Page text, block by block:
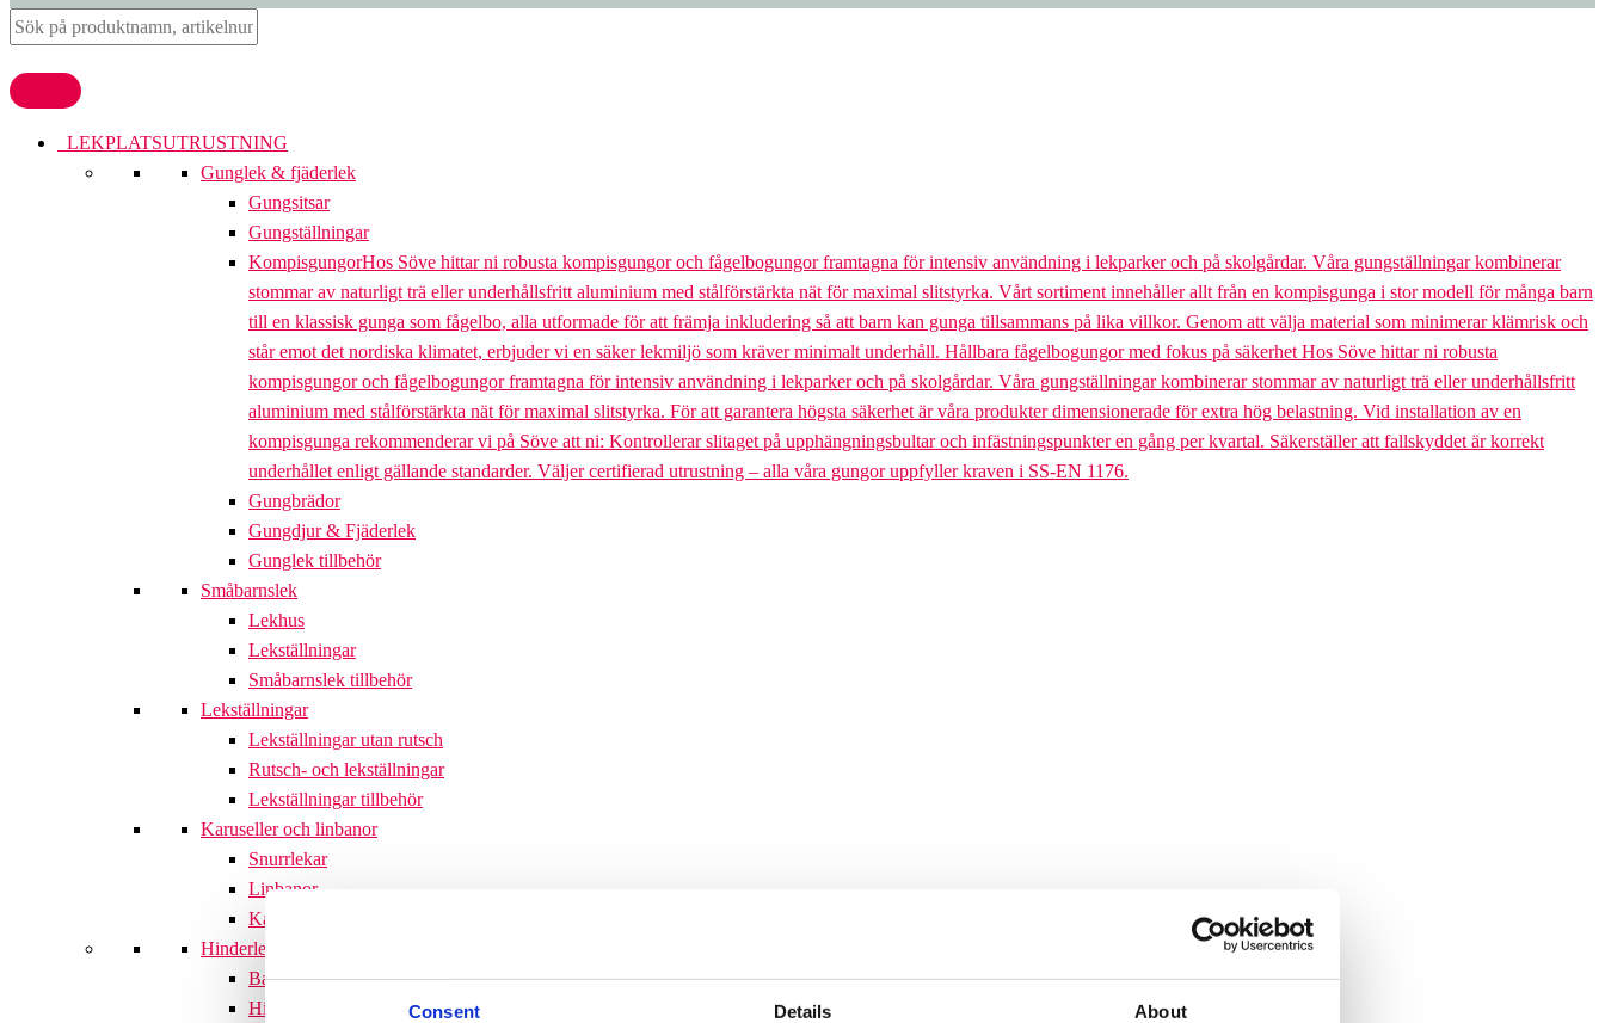
Consent Details About
LEKPLATSUTRUSTNING
Gunglek & fjäderlek
Gungsitsar
Gungställningar
KompisgungorHos Söve hittar ni robusta kompisgungor och fågelbogungor framtagna för intensiv användning i lekparker och på skolgårdar. Våra gungställningar kombinerar
stommar av naturligt trä eller underhållsfritt aluminium med stålförstärkta nät för maximal slitstyrka. Vårt sortiment innehåller allt från en kompisgunga i stor modell för många barn
till en klassisk gunga som fågelbo, alla utformade för att främja inkludering så att barn kan gunga tillsammans på lika villkor. Genom att välja material som minimerar klämrisk och
står emot det nordiska klimatet, erbjuder vi en säker lekmiljö som kräver minimalt underhåll. Hållbara fågelbogungor med fokus på säkerhet Hos Söve hittar ni robusta
kompisgungor och fågelbogungor framtagna för intensiv användning i lekparker och på skolgårdar. Våra gungställningar kombinerar stommar av naturligt trä eller underhållsfritt
aluminium med stålförstärkta nät för maximal slitstyrka. För att garantera högsta säkerhet är våra produkter dimensionerade för extra hög belastning. Vid installation av en
kompisgunga rekommenderar vi på Söve att ni: Kontrollerar slitaget på upphängningsbultar och infästningspunkter en gång per kvartal. Säkerställer att fallskyddet är korrekt
underhållet enligt gällande standarder. Väljer certifierad utrustning – alla våra gungor uppfyller kraven i SS-EN 1176.
Gungbrädor
Gungdjur & Fjäderlek
Gunglek tillbehör
Småbarnslek
Lekhus
Lekställningar
Småbarnslek tillbehör
Lekställningar
Lekställningar utan rutsch
Rutsch- och lekställningar
Lekställningar tillbehör
Karuseller och linbanor
Snurrlekar
Linbanor
Karuseller
Hinderlek
Balans och motorik
Hinderbanor